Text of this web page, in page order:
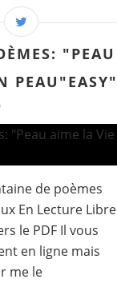
"PEAU
PEAU"EASY"
de poèmes
En Lecture Libre
le PDF Il vous
en ligne mais
me le